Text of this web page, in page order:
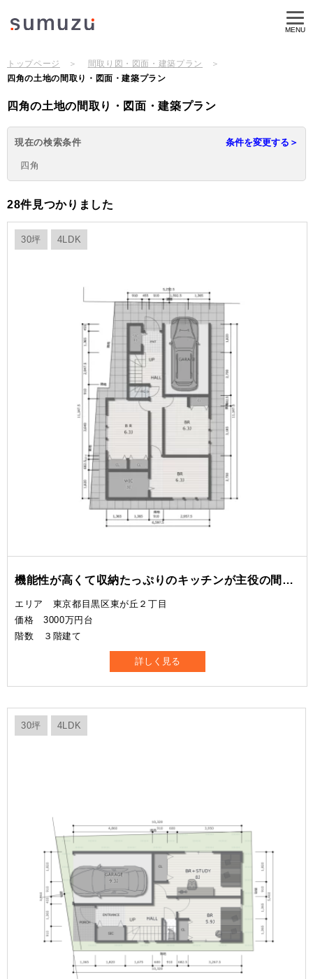
MENU
トップページ
間取り図・図面・建築プラン
四角の土地の間取り・図面・建築プラン
現在の検索条件
四角
四角の土地の間取り・図面・建築プラン
28件見つかりました
30坪 4LDK
機能性が高くて収納たっぷりのキッチンが主役の間取り
エリア 東京都目黒区東が丘２丁目
価格 3000万円台
階数 ３階建て
詳しく見る
30坪 4LDK